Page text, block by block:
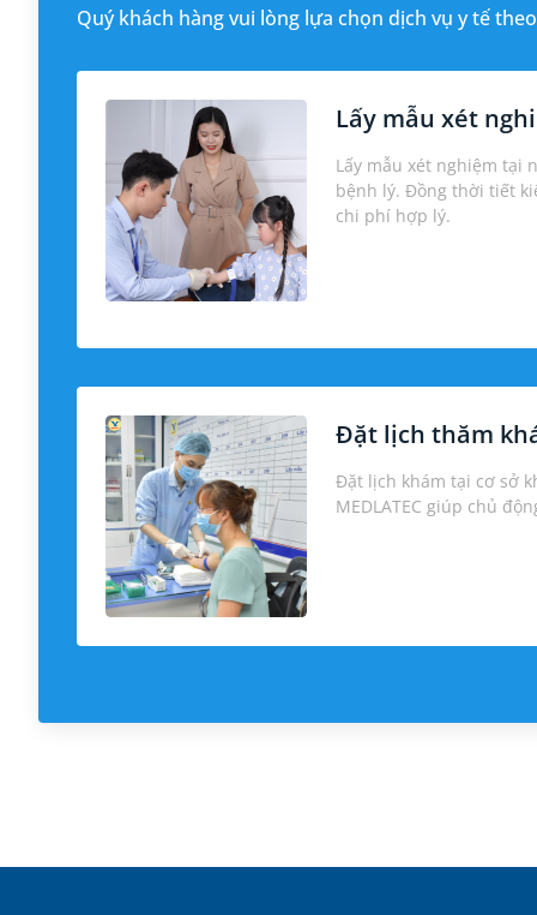
Quý khách hàng vui lòng lựa chọn dịch vụ y tế
Lấy mẫu xét
Lấy mẫu xét nghiệm tại
bệnh lý. Đồng thời tiết
chi phí hợp lý.
Đặt lịch thăm
Đặt lịch khám tại cơ sở
MEDLATEC giúp chủ